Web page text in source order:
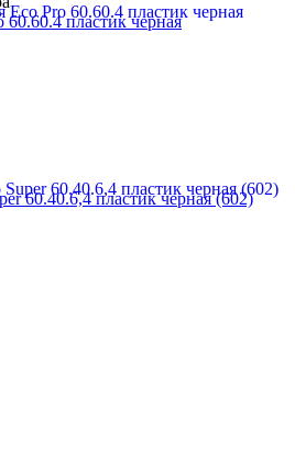
60.60.4 пластик черная
60.40.6,4 пластик черная (602)